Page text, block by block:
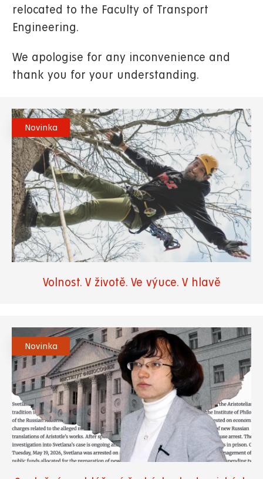
relocated to the Faculty of Transport
Engineering.
We apologise for any inconvenience and
thank you for your understanding.
Novinka
Volnost. V životě. Ve výuce. V hlavě
Novinka